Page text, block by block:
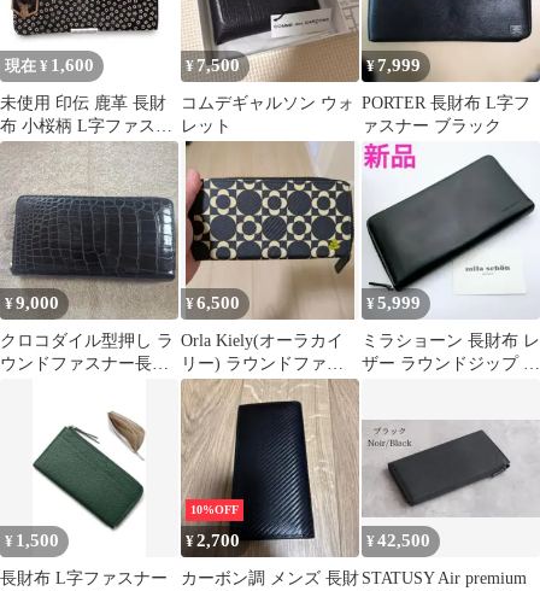
現在 ¥ 1,600
未使用 印伝 鹿革 長財
布 小桜柄 L字ファスナ
ー 黒×金 和柄 美品
¥7,500
コムデギャルソン ウォ
レット
¥7,999
PORTER 長財布 L字フ
ァスナー ブラック
¥9,000
クロコダイル型押し ラ
ウンドファスナー長財
¥6,500
Orla Kiely(オーラカイ
リー) ラウンドファス
ナー長財布
¥5,999
ミラショーン 長財布 レ
ザー ラウンドジップ 黒
¥ 1,500
長財布 L字ファスナー
10%OFF
¥2,700
カーボン調 メンズ 長財
¥42,500
STATUSY Air premium